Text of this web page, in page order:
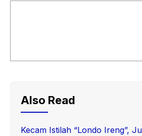
Also Read
Kecam Istilah “Londo Ireng”,